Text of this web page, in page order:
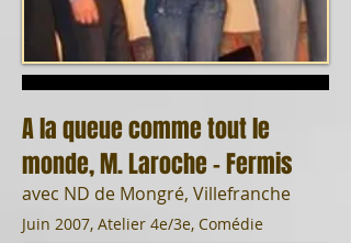
A la queue comme tout le
monde, M. Laroche - Fermis
avec ND de Mongré, Villefranche
Juin 2007, Atelier 4e/3e, Comédie